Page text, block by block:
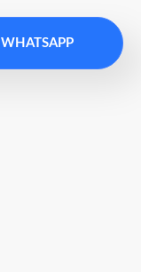
WHATSAPP